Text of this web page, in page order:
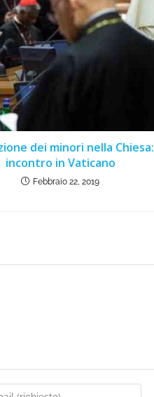
dei minori nella Chiesa:
incontro in Vaticano
Febbraio 22, 2019